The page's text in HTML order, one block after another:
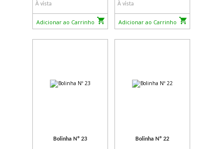
À vista
Adicionar ao Carrinho
À vista
Adicionar ao Carrinho
Bolinha Nº 23 Bolinha Nº 22